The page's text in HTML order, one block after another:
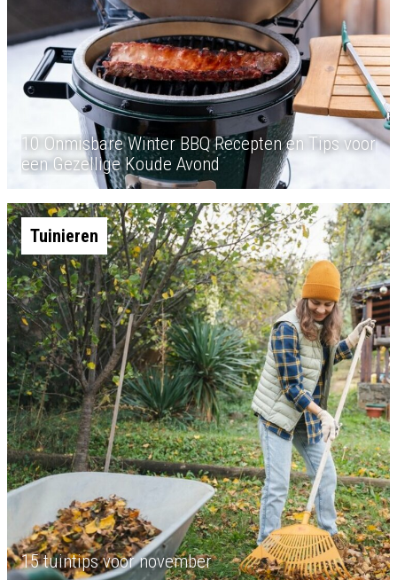
10 Onmisbare Winter BBQ Recepten en Tips voor
een Gezellige Koude Avond
Tuinieren
15 tuintips voor november